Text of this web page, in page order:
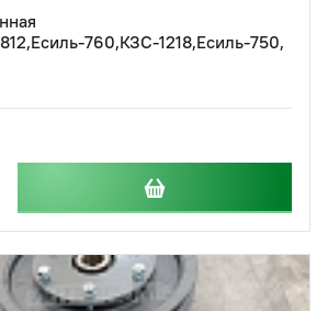
760,КЗС-1218,Есиль-750,